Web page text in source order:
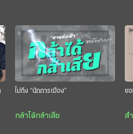
ไม่ถึง “นักการเมือง”
กล้าได้กล้าเสีย
ย
ส